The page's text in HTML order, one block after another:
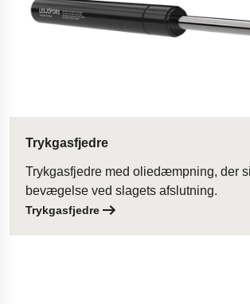
Trykgasfjedre
Trykgasfjedre med oliedæmpning, der
bevægelse ved slagets afslutning.
Trykgasfjedre